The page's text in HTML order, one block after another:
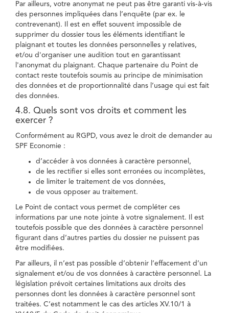
Par ailleurs, votre anonymat ne peut pas être garanti vis-à-vis
des personnes impliquées dans l’enquête (par ex. le
contrevenant). Il est en effet souvent impossible de
supprimer du dossier tous les éléments identifiant le
plaignant et toutes les données personnelles y relatives,
et/ou d'organiser une audition tout en garantissant
l'anonymat du plaignant. Chaque partenaire du Point de
contact reste toutefois soumis au principe de minimisation
des données et de proportionnalité dans l’usage qui est fait
des données.
4.8. Quels sont vos droits et comment les
exercer ?
Conformément au RGPD, vous avez le droit de demander au
SPF Economie :
d’accéder à vos données à caractère personnel,
de les rectifier si elles sont erronées ou incomplètes,
de limiter le traitement de vos données,
de vous opposer au traitement.
Le Point de contact vous permet de compléter ces
informations par une note jointe à votre signalement. Il est
toutefois possible que des données à caractère personnel
figurant dans d’autres parties du dossier ne puissent pas
être modifiées.
Par ailleurs, il n’est pas possible d’obtenir l’effacement d’un
signalement et/ou de vos données à caractère personnel. La
législation prévoit certaines limitations aux droits des
personnes dont les données à caractère personnel sont
traitées. C’est notamment le cas des articles XV.10/1 à